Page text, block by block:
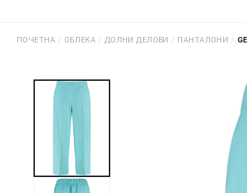
ПОЧЕТНА / ОБЛЕКА / ДОЛНИ ДЕЛОВИ / ПАНТАЛОНИ /